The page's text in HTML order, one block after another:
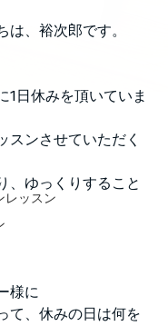
レッスン
は、裕次郎です。
1日休みを頂いていま
スンさせていただく
、ゆっくりすること
様に
て、休みの日は何を